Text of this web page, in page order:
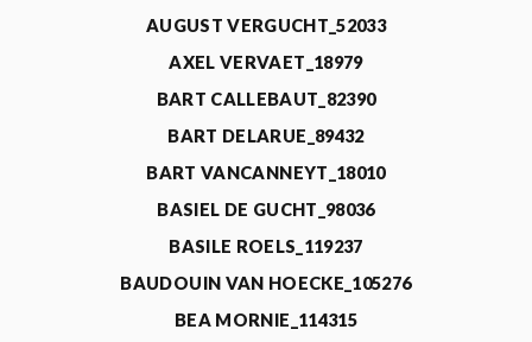
AUGUST VERGUCHT_52033
AXEL VERVAET_18979
BART CALLEBAUT_82390
BART DELARUE_89432
BART VANCANNEYT_18010
BASIEL DE GUCHT_98036
BASILE ROELS_119237
BAUDOUIN VAN HOECKE_105276
BEA MORNIE_114315